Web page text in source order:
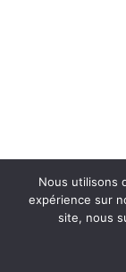
Nous utilisons
expérience sur
site, nous